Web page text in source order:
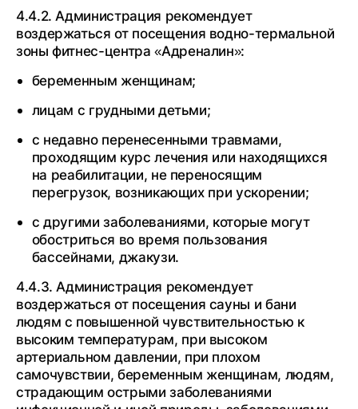
4.4.2. Администрация рекомендует
воздержаться от посещения водно-термальной
зоны фитнес-центра «Адреналин»:
беременным женщинам;
лицам с грудными детьми;
с недавно перенесенными травмами,
проходящим курс лечения или находящихся
на реабилитации, не переносящим
перегрузок, возникающих при ускорении;
с другими заболеваниями, которые могут
обостриться во время пользования
бассейнами, джакузи.
4.4.3. Администрация рекомендует
воздержаться от посещения сауны и бани
людям с повышенной чувствительностью к
высоким температурам, при высоком
артериальном давлении, при плохом
самочувствии, беременным женщинам, людям,
страдающим острыми заболеваниями